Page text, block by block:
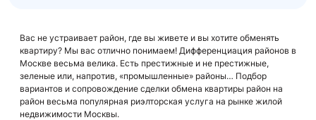
Вас не устраивает район, где вы живете и вы хотите обменять
квартиру? Мы вас отлично понимаем! Дифференциация районов в
Москве весьма велика. Есть престижные и не престижные,
зеленые или, напротив, «промышленные» районы… Подбор
вариантов и сопровождение сделки обмена квартиры район на
район весьма популярная риэлторская услуга на рынке жилой
недвижимости Москвы.